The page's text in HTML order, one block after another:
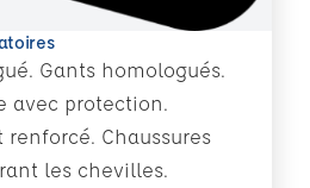
Gants homologués.
avec protection.
Chaussures
les chevilles.